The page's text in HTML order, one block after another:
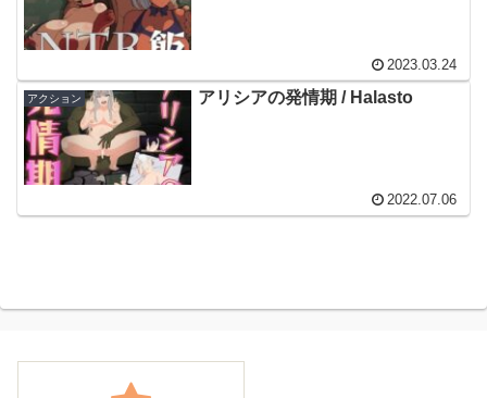
2023.03.24
アクション アリシアの発情期 / Halasto
2022.07.06